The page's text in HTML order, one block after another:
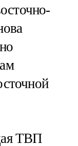
ТВП